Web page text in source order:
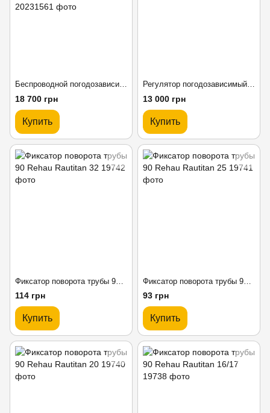
Беспроводной погодозависимый терморегулятор Vaillant multiMATIC VRC 700/4f
18 700 грн
Купить
Регулятор погодозависимый Vaillant multiMATIC VRC 700/6
13 000 грн
Купить
114 грн
Купить
93 грн
Купить